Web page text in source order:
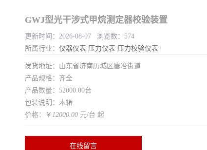
GWJ型光干涉式甲烷测定器校验装置
更新时间：2026-08-07 浏览数：574
所属行业： 仪器仪表 压力仪表 压力校验仪表
发货地址：山东省济南历城区唐冶街道
产品规格：齐全
产品数量：52000.00台
包装说明：木箱
价格：￥ 12000.00 元/台 起
在线留言